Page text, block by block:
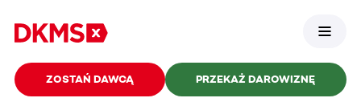
ZOSTAŃ DAWCĄ PRZEKAŻ DAROWIZNĘ